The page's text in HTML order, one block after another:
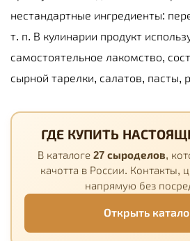
нестандартные ингредиенты:
т. п. В кулинарии продукт
самостоятельное лакомство,
сырной тарелки, салатов, пасты,
ГДЕ КУПИТЬ
В каталоге 27 сыроделов,
качотта в России. Контакты,
напрямую без
Открыть